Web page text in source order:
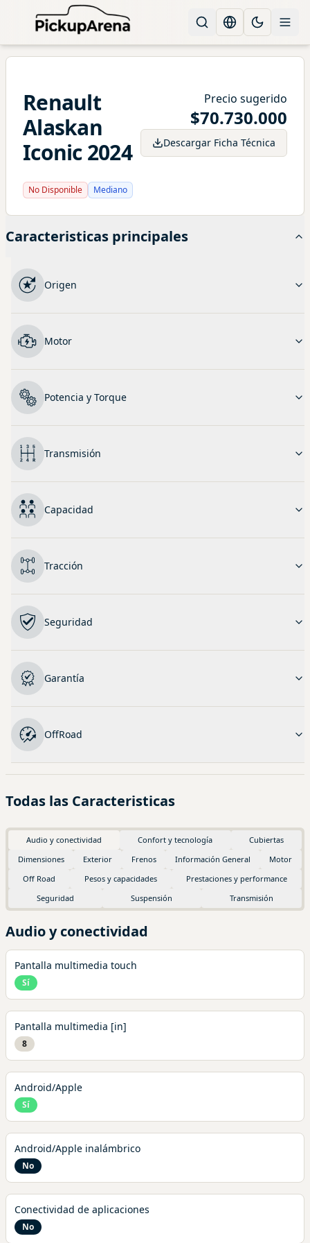
ChangeToggle
Renault
Alaskan
Iconic 2024
Precio sugerido
$70.730.000
Descargar Ficha Técnica
No Disponible Mediano
Caracteristicas principales
Origen
Motor
Potencia y Torque
Transmisión
Capacidad
Tracción
Seguridad
Garantía
OffRoad
Todas las Caracteristicas
Audio y conectividad Confort y tecnología
Cubiertas
Dimensiones
Exterior Frenos Información General
Motor
Off Road
Pesos y capacidades
Prestaciones y performance
Seguridad
Suspensión Transmisión
Audio y conectividad
Pantalla multimedia touch
Sí
Pantalla multimedia [in]
8
Android/Apple
Sí
Android/Apple inalámbrico
No
Conectividad de aplicaciones
No